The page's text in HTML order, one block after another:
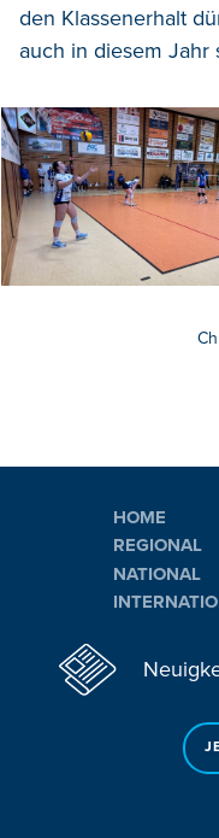
den Klassenerhalt
auch in diesem Jahr
HOME
REGIONAL
NATIONAL